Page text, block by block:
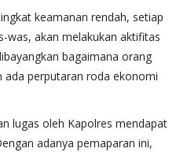
keamanan rendah, setiap
was, akan melakukan aktifitas
bagaimana orang
ada perputaran roda ekonomi
lugas oleh Kapolres mendapat
adanya pemaparan ini,